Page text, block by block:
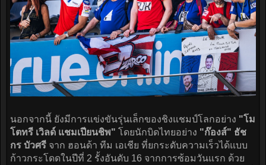
นอกจากนี้ ยังมีการแข่งขันรุ่นเล็กของชิงแชมป์โลกอย่าง "โม
โตทรี เวิลด์ แชมเปียนชิพ" โดยนักบิดไทยอย่าง "ก๊องส์" ธัช
กร บัวศรี จาก ฮอนด้า ทีม เอเชีย ที่ยกระดับความเร็วได้แบบ
ก้าวกระโดดในปีที่ 2 รั้งอันดับ 16 จากการซ้อมวันแรก ด้วย